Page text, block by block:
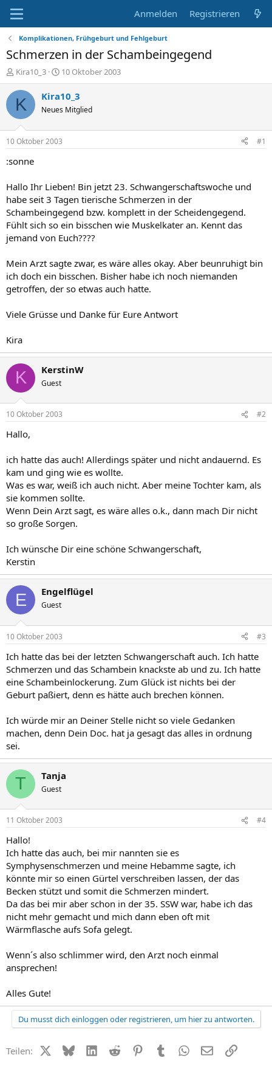
Anmelden Registrieren
Komplikationen, Frühgeburt und Fehlgeburt
Schmerzen in der Schambeingegend
E
r
s
e
r
Kira10_3
E
r
s
e
l
t
10 Oktober 2003
K Kira10_3
Neues Mitglied
10 Oktober 2003 #1
:sonne
Hallo Ihr Lieben! Bin jetzt 23. Schwangerschaftswoche und
habe seit 3 Tagen tierische Schmerzen in der
Schambeingegend bzw. komplett in der Scheidengegend.
Fühlt sich so ein bisschen wie Muskelkater an. Kennt das
jemand von Euch????
Mein Arzt sagte zwar, es wäre alles okay. Aber beunruhigt bin
ich doch ein bisschen. Bisher habe ich noch niemanden
getroffen, der so etwas auch hatte.
Viele Grüsse und Danke für Eure Antwort
Kira
K KerstinW
Guest
10 Oktober 2003 #2
Hallo,
ich hatte das auch! Allerdings später und nicht andauernd. Es
kam und ging wie es wollte.
Was es war, weiß ich auch nicht. Aber meine Tochter kam, als
sie kommen sollte.
Wenn Dein Arzt sagt, es wäre alles o.k., dann mach Dir nicht
so große Sorgen.
Ich wünsche Dir eine schöne Schwangerschaft,
Kerstin
E Engelflügel
Guest
10 Oktober 2003 #3
Ich hatte das bei der letzten Schwangerschaft auch. Ich hatte
Schmerzen und das Schambein knackste ab und zu. Ich hatte
eine Schambeinlockerung. Zum Glück ist nichts bei der
Geburt paßiert, denn es hätte auch brechen können.
Ich würde mir an Deiner Stelle nicht so viele Gedanken
machen, denn Dein Doc. hat ja gesagt das alles in ordnung
sei.
T Tanja
Guest
11 Oktober 2003 #4
Hallo!
Ich hatte das auch, bei mir nannten sie es
Symphysenschmerzen und meine Hebamme sagte, ich
könnte mir so einen Gürtel verschreiben lassen, der das
Becken stützt und somit die Schmerzen mindert.
Da das bei mir aber schon in der 35. SSW war, habe ich das
nicht mehr gemacht und mich dann eben oft mit
Wärmflasche aufs Sofa gelegt.
Wenn´s also schlimmer wird, den Arzt noch einmal
ansprechen!
Alles Gute!
Du musst dich einloggen oder registrieren, um hier zu antworten.
Teilen: X (Twitter)
BlueskyLinkedIn
Reddit PinterestTumblr WhatsApp
E-MailLink